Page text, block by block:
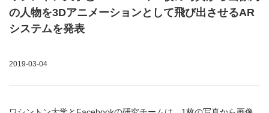
の人物を3Dアニメーションとして飛び出させるAR
システムを発表
2019-03-04